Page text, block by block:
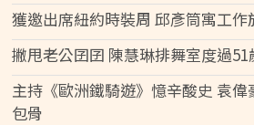
獲邀出席紐約時裝周 邱彥筒寓工作
撇甩老公囝囝 陳慧琳排舞室度過51
主持《歐洲鐵騎遊》憶辛酸史 袁
包骨